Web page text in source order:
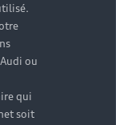
ou
qui
soit